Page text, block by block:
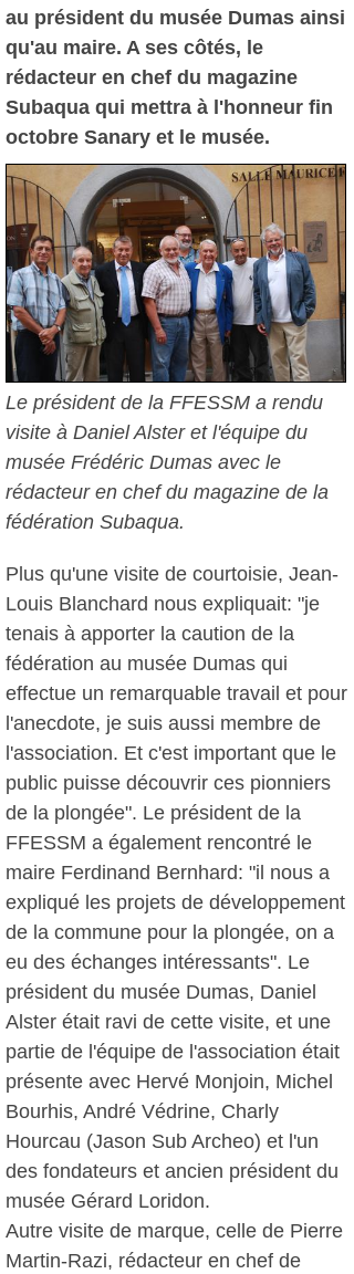
au président du musée Dumas ainsi
qu'au maire. A ses côtés, le
rédacteur en chef du magazine
Subaqua qui mettra à l'honneur fin
octobre Sanary et le musée.
Le président de la FFESSM a rendu
visite à Daniel Alster et l'équipe du
musée Frédéric Dumas avec le
rédacteur en chef du magazine de la
fédération Subaqua.
Plus qu'une visite de courtoisie, Jean-
Louis Blanchard nous expliquait: "je
tenais à apporter la caution de la
fédération au musée Dumas qui
effectue un remarquable travail et pour
l'anecdote, je suis aussi membre de
l'association. Et c'est important que le
public puisse découvrir ces pionniers
de la plongée". Le président de la
FFESSM a également rencontré le
maire Ferdinand Bernhard: "il nous a
expliqué les projets de développement
de la commune pour la plongée, on a
eu des échanges intéressants". Le
président du musée Dumas, Daniel
Alster était ravi de cette visite, et une
partie de l'équipe de l'association était
présente avec Hervé Monjoin, Michel
Bourhis, André Védrine, Charly
Hourcau (Jason Sub Archeo) et l'un
des fondateurs et ancien président du
musée Gérard Loridon.
Autre visite de marque, celle de Pierre
Martin-Razi, rédacteur en chef de